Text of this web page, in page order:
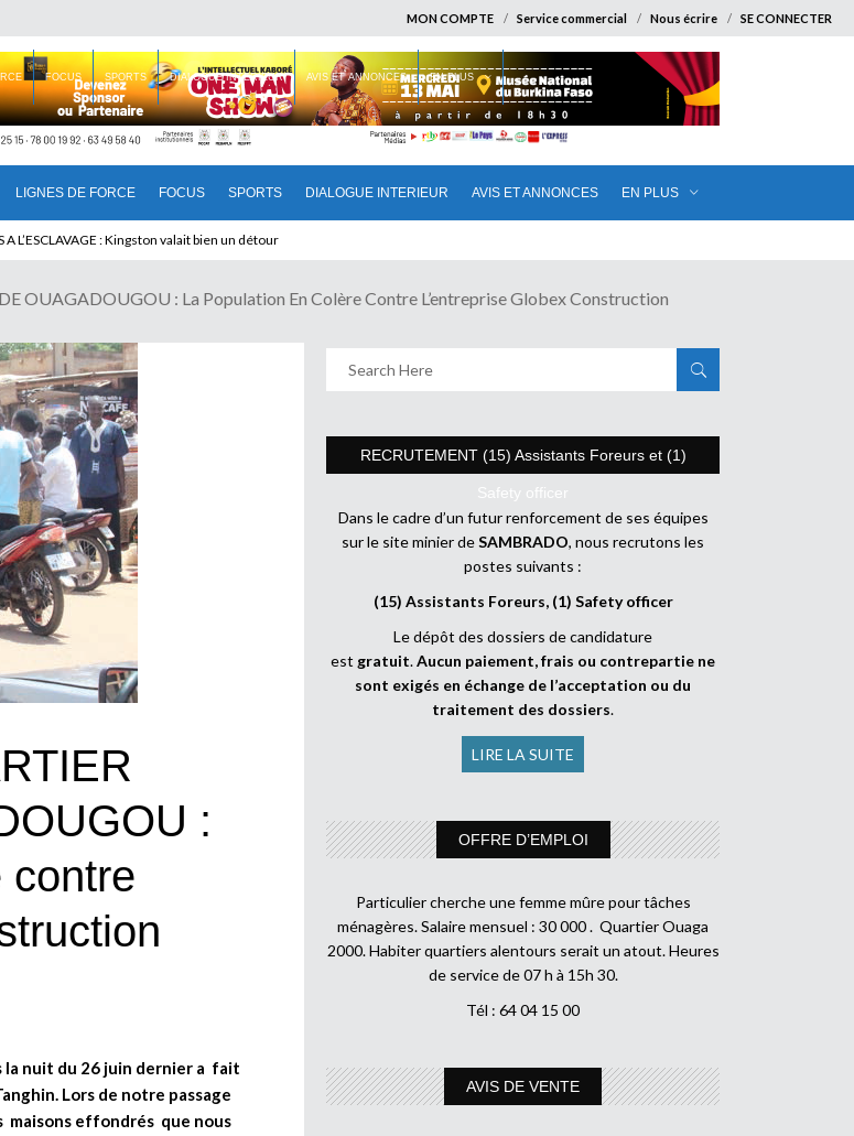
MON COMPTE Service commercial Nous écrire SE CONNECTER
LIGNES DE FORCE FOCUS SPORTS DIALOGUE INTERIEUR AVIS ET ANNONCES EN PLUS
FOCUS SPORTS DIALOGUE INTERIEUR AVIS ET ANNONCES EN PLUS
le Cameroun ?
OUAGADOUGOU : La Population En Colère Contre L’entreprise Globex Construction
:
contre
la nuit du 26 juin dernier a fait
Lors de notre passage
maisons effondrés que nous
RECRUTEMENT (15) Assistants Foreurs et (1)
Safety officer
Dans le cadre d’un futur renforcement de ses équipes
sur le site minier deSAMBRADO, nous recrutons les
postes suivants :
(15) Assistants Foreurs, (1) Safety officer
Le dépôt des dossiers de candidature
est gratuit.Aucun paiement, frais ou contrepartie ne
sont exigés en échange de l’acceptation ou du
traitement des dossiers.
LIRE LA SUITE
OFFRE D’EMPLOI
Particulier cherche une femme mûre pour tâches
ménagères. Salaire mensuel : 30 000 . Quartier Ouaga
2000. Habiter quartiers alentours serait un atout. Heures
de service de 07 h à 15h 30.
Tél : 64 04 15 00
AVIS DE VENTE